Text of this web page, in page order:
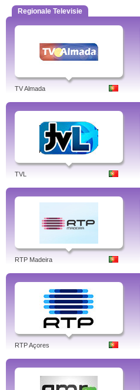
Regionale Televisie
TV Almada
TVL
RTP Madeira
RTP Açores